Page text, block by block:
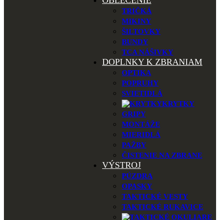
TRIČKÁ
MIKINY
ŠILTOVKY
BUNDY
TCA NÁŠIVKY
DOPLNKY K ZBRANIAM
OPTIKA
POPRUHY
SVIETIDLÁ
KRYTKY
GRIPY
MONTÁŽE
MIERIDLÁ
PAŽBY
ČISTENIE NA ZBRANE
VÝSTROJ
PÚZDRA
OPASKY
TAKTICKÉ VESTY
TAKTICKÉ RUKAVICE